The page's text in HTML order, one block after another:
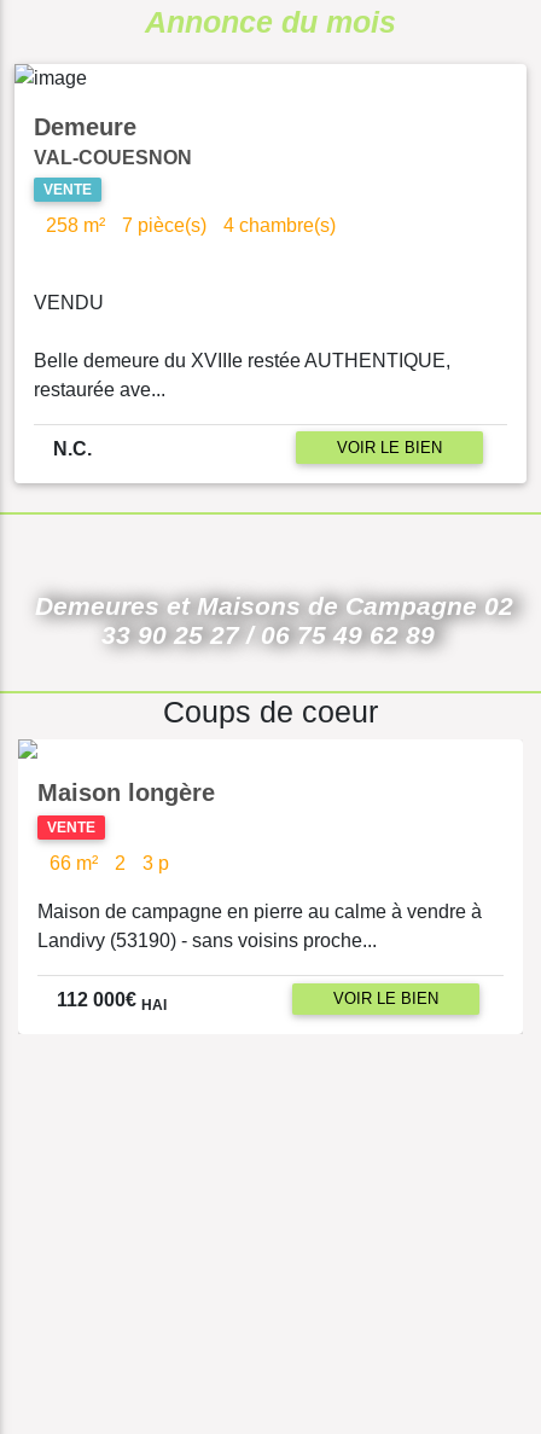
Annonce du mois
Demeure
VAL-COUESNON
VENTE
258 m² 7 pièce(s) 4 chambre(s)
VENDU
Belle demeure du XVIIIe restée AUTHENTIQUE,
restaurée ave...
N.C. VOIR LE BIEN
Demeures et Maisons de Campagne 02
33 90 25 27 / 06 75 49 62 89
Coups de coeur
Maison longère
VENTE
66 m² 2 3 p
Maison de campagne en pierre au calme à vendre à
Landivy (53190) - sans voisins proche...
112 000€ HAI VOIR LE BIEN